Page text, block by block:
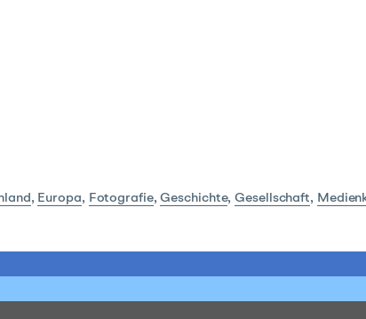
, Europa, Fotografie,Geschichte,Gesellschaft,